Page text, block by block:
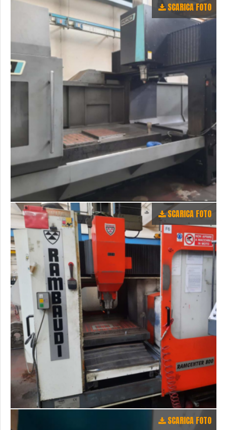
SCARICA FOTO
SCARICA FOTO
SCARICA FOTO